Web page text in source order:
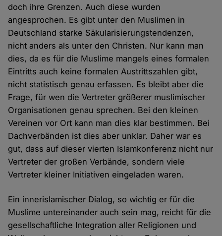
doch ihre Grenzen. Auch diese wurden
angesprochen. Es gibt unter den Muslimen in
Deutschland starke Säkularisierungstendenzen,
nicht anders als unter den Christen. Nur kann man
dies, da es für die Muslime mangels eines formalen
Eintritts auch keine formalen Austrittszahlen gibt,
nicht statistisch genau erfassen. Es bleibt aber die
Frage, für wen die Vertreter größerer muslimischer
Organisationen genau sprechen. Bei den kleinen
Vereinen vor Ort kann man dies klar bestimmen. Bei
Dachverbänden ist dies aber unklar. Daher war es
gut, dass auf dieser vierten Islamkonferenz nicht nur
Vertreter der großen Verbände, sondern viele
Vertreter kleiner Initiativen eingeladen waren.
Ein innerislamischer Dialog, so wichtig er für die
Muslime untereinander auch sein mag, reicht für die
gesellschaftliche Integration aller Religionen und